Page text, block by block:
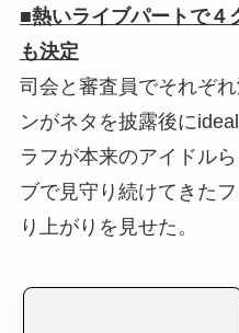
■熱いライブパートで４
も決定
司会と審査員でそれぞ
ンがネタを披露後に
ラフが本来のアイドル
ブで見守り続けてきた
り上がりを見せた。